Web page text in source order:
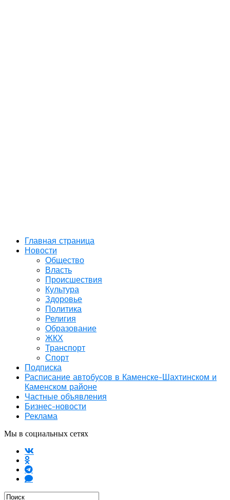
Главная страница
Новости
Общество
Власть
Происшествия
Культура
Здоровье
Политика
Религия
Образование
ЖКХ
Транспорт
Спорт
Подписка
Расписание автобусов в Каменске-Шахтинском и
Каменском районе
Частные объявления
Бизнес-новости
Реклама
Мы в социальных сетях